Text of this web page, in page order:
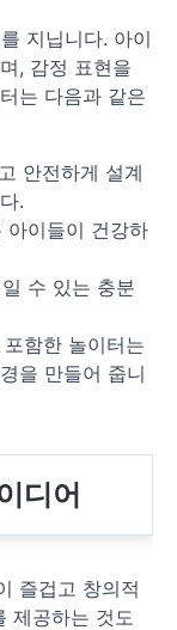
지닙니다. 아이
, 감정 표현을
는 다음과 같은
안전하게 설계
.
아이들이 건강하
수 있는 충분
함한 놀이터는
을 만들어 줍니
디어
즐겁고 창의적
제공하는 것도